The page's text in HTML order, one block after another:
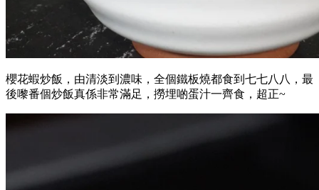
櫻花蝦炒飯，由清淡到濃味，全個鐵板燒都食到七七八八，最
後嚟番個炒飯真係非常滿足，撈埋啲蛋汁一齊食，超正~